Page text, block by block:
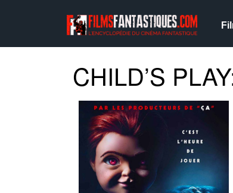
CHILD’S